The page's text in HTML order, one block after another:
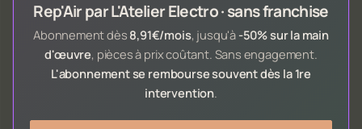
Rep'Air par L'Atelier Electro · sans franchise
Abonnement dès 8,91€/mois, jusqu'à -50% sur la main
d'œuvre, pièces à prix coûtant. Sans engagement.
L'abonnement se rembourse souvent dès la 1re
intervention.